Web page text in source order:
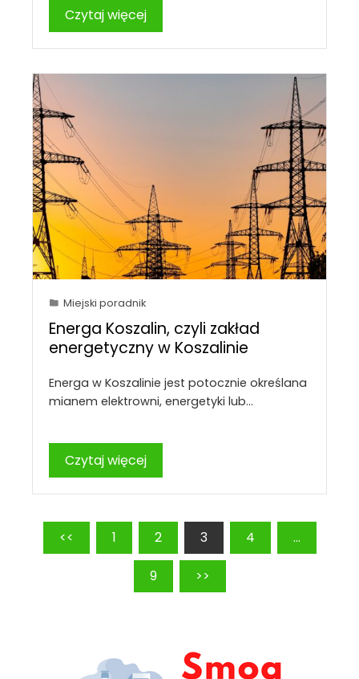
Czytaj więcej
Miejski poradnik
Energa Koszalin, czyli zakład
energetyczny w Koszalinie
Energa w Koszalinie jest potocznie określana
mianem elektrowni, energetyki lub…
Czytaj więcej
Stronicowanie
<< 1 2 3 4 …
9 >>